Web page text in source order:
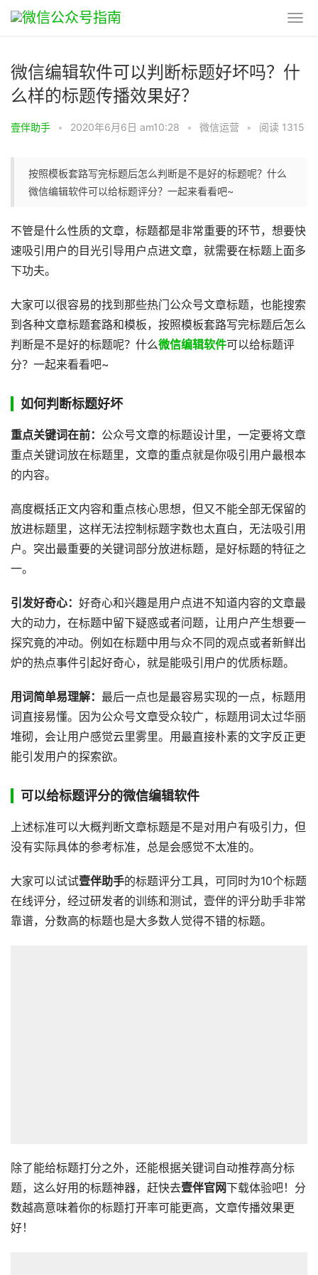
微信编辑软件可以判断标题好坏吗？什
么样的标题传播效果好？
壹伴助手 • 2020年6月6日 am10:28 • 微信运营 • 阅读 1315
按照模板套路写完标题后怎么判断是不是好的标题呢？什么
微信编辑软件可以给标题评分？一起来看看吧~
不管是什么性质的文章，标题都是非常重要的环节，想要快
速吸引用户的目光引导用户点进文章，就需要在标题上面多
下功夫。
大家可以很容易的找到那些热门公众号文章标题，也能搜索
到各种文章标题套路和模板，按照模板套路写完标题后怎么
判断是不是好的标题呢？什么微信编辑软件可以给标题评
分？一起来看看吧~
如何判断标题好坏
重点关键词在前： 公众号文章的标题设计里，一定要将文章
重点关键词放在标题里，文章的重点就是你吸引用户最根本
的内容。
高度概括正文内容和重点核心思想，但又不能全部无保留的
放进标题里，这样无法控制标题字数也太直白，无法吸引用
户。突出最重要的关键词部分放进标题，是好标题的特征之
一。
引发好奇心： 好奇心和兴趣是用户点进不知道内容的文章最
大的动力，在标题中留下疑惑或者问题，让用户产生想要一
探究竟的冲动。例如在标题中用与众不同的观点或者新鲜出
炉的热点事件引起好奇心，就是能吸引用户的优质标题。
用词简单易理解： 最后一点也是最容易实现的一点，标题用
词直接易懂。因为公众号文章受众较广，标题用词太过华丽
堆砌，会让用户感觉云里雾里。用最直接朴素的文字反正更
能引发用户的探索欲。
可以给标题评分的微信编辑软件
上述标准可以大概判断文章标题是不是对用户有吸引力，但
没有实际具体的参考标准，总是会感觉不太准的。
大家可以试试壹伴助手的标题评分工具，可同时为10个标题
在线评分，经过研发者的训练和测试，壹伴的评分助手非常
靠谱，分数高的标题也是大多数人觉得不错的标题。
除了能给标题打分之外，还能根据关键词自动推荐高分标
题，这么好用的标题神器，赶快去壹伴官网下载体验吧！分
数越高意味着你的标题打开率可能更高，文章传播效果更
好！